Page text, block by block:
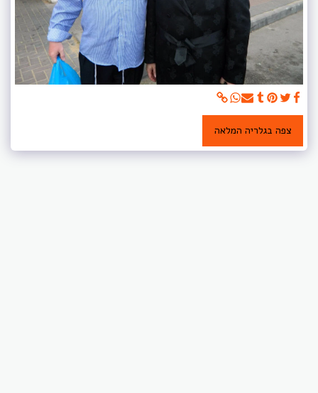
צפה בגלריה המלאה